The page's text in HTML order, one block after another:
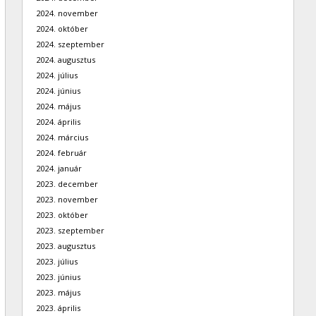
2024. november
2024. október
2024. szeptember
2024. augusztus
2024. július
2024. június
2024. május
2024. április
2024. március
2024. február
2024. január
2023. december
2023. november
2023. október
2023. szeptember
2023. augusztus
2023. július
2023. június
2023. május
2023. április